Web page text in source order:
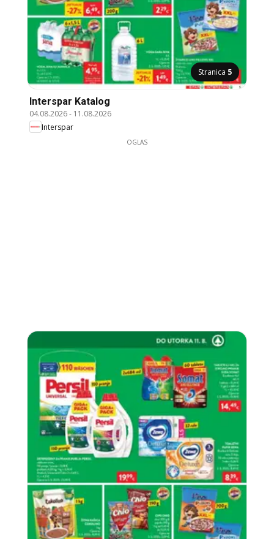
Stranica 5
Interspar Katalog
04.08.2026- 11.08.2026
Interspar
OGLAS